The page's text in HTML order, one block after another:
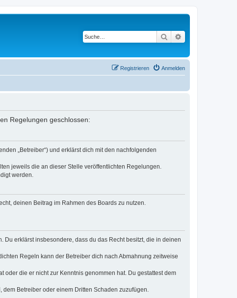
Suche
Anmelden
Registrieren
Regelungen geschlossen:
„Betreiber“) und erklärst dich mit den nachfolgenden
jeweils die an dieser Stelle veröffentlichten Regelungen.
werden.
deinen Beitrag im Rahmen des Boards zu nutzen.
erklärst insbesondere, dass du das Recht besitzt, die in deinen
Regeln kann der Betreiber dich nach Abmahnung zeitweise
oder die er nicht zur Kenntnis genommen hat. Du gestattest dem
Betreiber oder einem Dritten Schaden zuzufügen.